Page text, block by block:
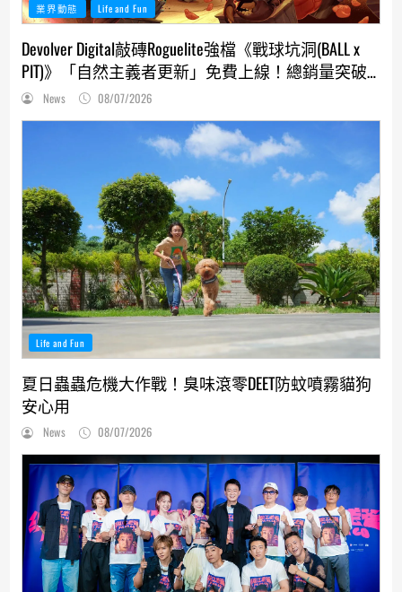
業界動態 Life and Fun
Devolver Digital敲磚Roguelite強檔《戰球坑洞(BALL x
PIT)》「自然主義者更新」免費上線！總銷量突破
200萬份，遊戲史低66折熱銷中
News 08/07/2026
Life and Fun
夏日蟲蟲危機大作戰！臭味滾零DEET防蚊噴霧貓狗
安心用
News 08/07/2026